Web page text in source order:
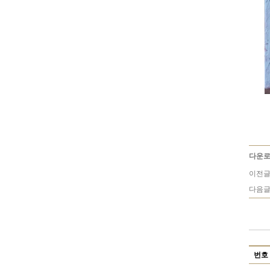
다운
이전
다음
번호